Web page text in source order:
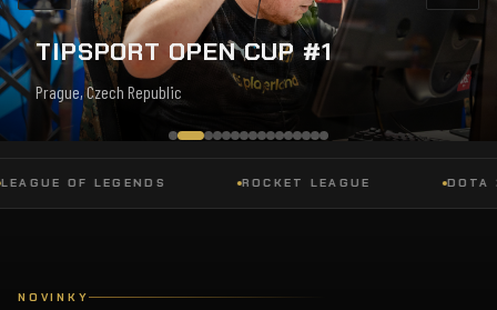
TIPSPORT OPEN CUP #1
Prague, Czech Republic
OF LEGENDS ROCKET LEAGUE DOTA 2
NOVINKY